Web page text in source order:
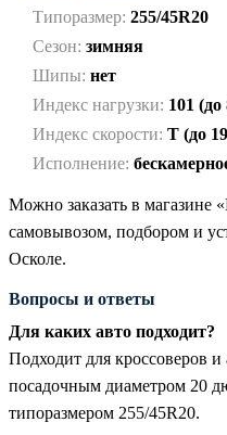
Типоразмер: 255/45R20
Сезон: зимняя
Шипы: нет
Индекс нагрузки: 101 (до
Индекс скорости: T (до
Исполнение:
Можно заказать в
самовывозом, подбором и
Осколе.
Вопросы и ответы
Для каких авто подходит?
Подходит для кроссоверов
посадочным диаметром 20
типоразмером 255/45R20.